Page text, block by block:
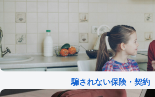
騙されない保険・契約